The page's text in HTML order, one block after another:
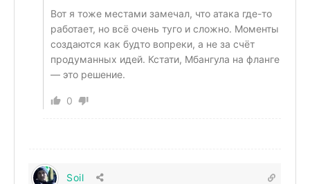
Вот я тоже местами замечал, что атака где-то
работает, но всё очень туго и сложно. Моменты
создаются как будто вопреки, а не за счёт
продуманных идей. Кстати, Мбангула на фланге
— это решение.
0
Soil